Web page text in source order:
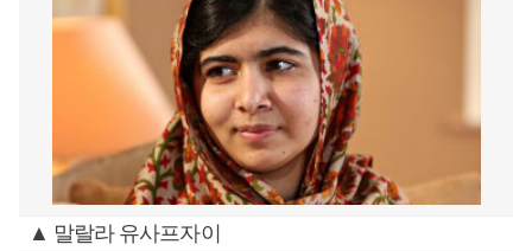
▲ 말랄라 유사프자이